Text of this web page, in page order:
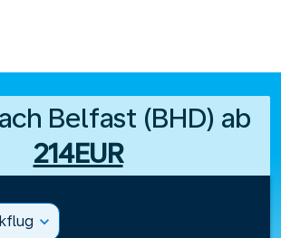
Belfast (BHD) ab
214EUR
expand_more